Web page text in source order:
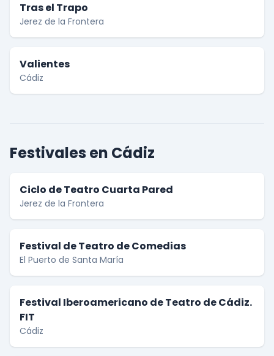
Tras el Trapo
Jerez de la Frontera
Valientes
Cádiz
Festivales en Cádiz
Ciclo de Teatro Cuarta Pared
Jerez de la Frontera
Festival de Teatro de Comedias
El Puerto de Santa María
Festival Iberoamericano de Teatro de Cádiz.
FIT
Cádiz